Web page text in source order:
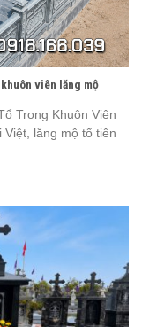
viên lăng mộ
Trong Khuôn Viên
lăng mộ tổ tiên